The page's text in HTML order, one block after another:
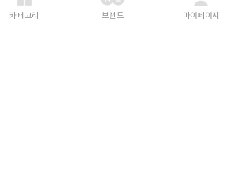
카테고리 브랜드 마이페이지